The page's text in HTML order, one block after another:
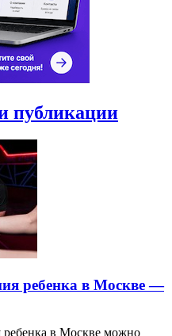
публикации
ребенка в Москве —
ребенка в Москве можно